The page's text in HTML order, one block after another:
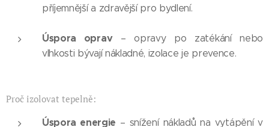
příjemnější a zdravější pro bydlení.
Úspora oprav– opravy po zatékání nebo
vlhkosti bývají nákladné, izolace je prevence.
Proč izolovat tepelně:
Úspora energie – snížení nákladů na vytápění v